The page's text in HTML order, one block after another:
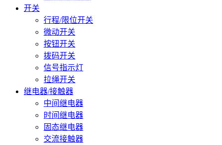
开关
行程/限位开关
微动开关
按钮开关
拨码开关
信号指示灯
拉绳开关
继电器/接触器
中间继电器
时间继电器
固态继电器
交流接触器